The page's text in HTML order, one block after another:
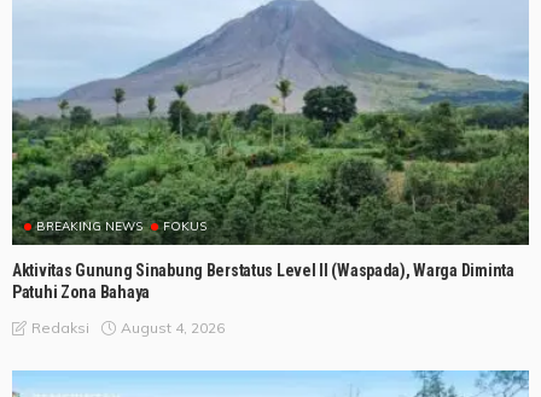
BREAKING NEWS FOKUS
Aktivitas Gunung Sinabung Berstatus Level II (Waspada), Warga Diminta
Patuhi Zona Bahaya
Redaksi August 4, 2026